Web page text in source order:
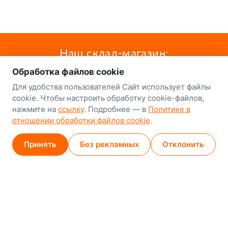
Наш склад-магазин:
Минск
8-й Путепроводный переулок, 5
GPS53.924752, 27.489820
Обработка файлов cookie
Для удобства пользователей Сайт использует файлы
cookie. Чтобы настроить обработку cookie-файлов,
нажмите на ссылку. Подробнее — в Политике в
отношении обработки файлов cookie.
Принять Без рекламных Отклонить